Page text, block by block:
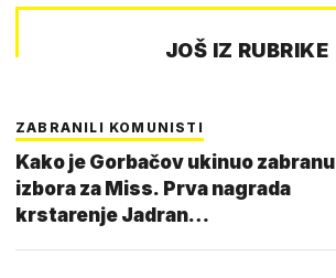
JOŠ IZ RUBRIKE
ZABRANILI KOMUNISTI
Kako je Gorbačov ukinuo zabranu
izbora za Miss. Prva nagrada
krstarenje Jadran…